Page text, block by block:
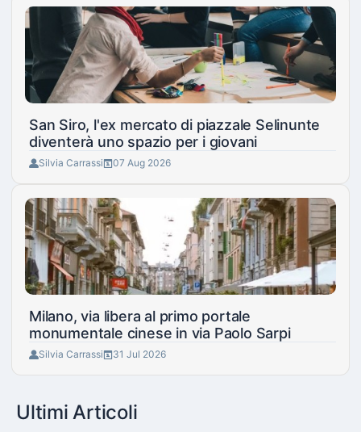
San Siro, l'ex mercato di piazzale Selinunte
diventerà uno spazio per i giovani
Silvia Carrassi 07 Aug 2026
Milano, via libera al primo portale
monumentale cinese in via Paolo Sarpi
Silvia Carrassi 31 Jul 2026
Ultimi Articoli